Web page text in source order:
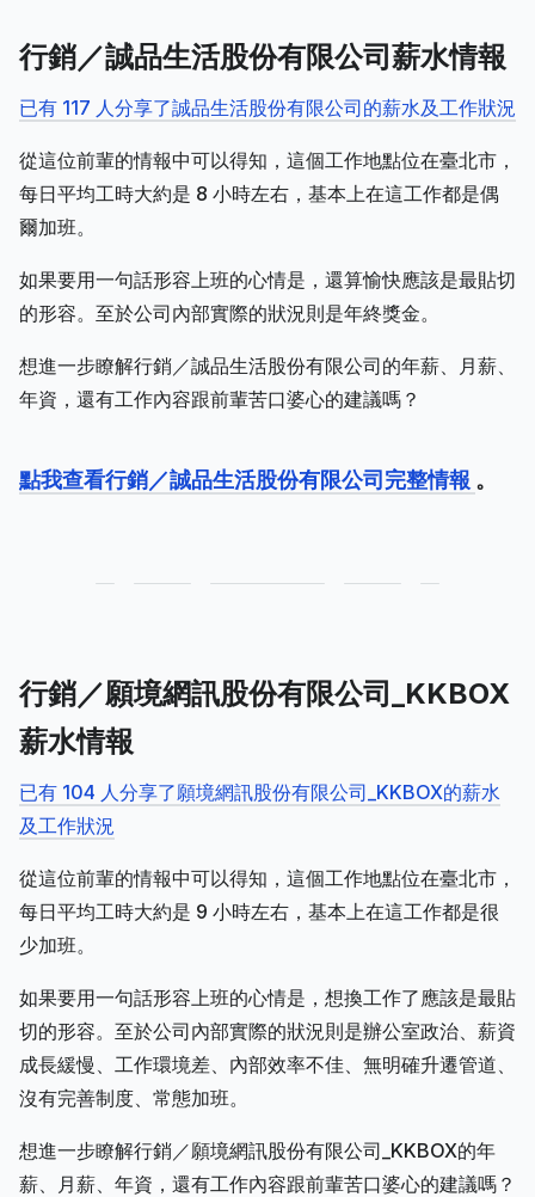
行銷／誠品生活股份有限公司薪水情報
已有 117 人分享了誠品生活股份有限公司的薪水及工作狀況
從這位前輩的情報中可以得知，這個工作地點位在臺北市，
每日平均工時大約是 8 小時左右，基本上在這工作都是偶
爾加班。
如果要用一句話形容上班的心情是，還算愉快應該是最貼切
的形容。至於公司內部實際的狀況則是年終獎金。
想進一步瞭解行銷／誠品生活股份有限公司的年薪、月薪、
年資，還有工作內容跟前輩苦口婆心的建議嗎？
點我查看行銷／誠品生活股份有限公司完整情報 。
行銷／願境網訊股份有限公司_KKBOX
薪水情報
已有 104 人分享了願境網訊股份有限公司_KKBOX的薪水
及工作狀況
從這位前輩的情報中可以得知，這個工作地點位在臺北市，
每日平均工時大約是 9 小時左右，基本上在這工作都是很
少加班。
如果要用一句話形容上班的心情是，想換工作了應該是最貼
切的形容。至於公司內部實際的狀況則是辦公室政治、薪資
成長緩慢、工作環境差、內部效率不佳、無明確升遷管道、
沒有完善制度、常態加班。
想進一步瞭解行銷／願境網訊股份有限公司_KKBOX的年
薪、月薪、年資，還有工作內容跟前輩苦口婆心的建議嗎？